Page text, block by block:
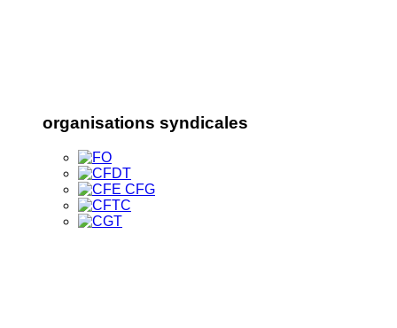
organisations syndicales